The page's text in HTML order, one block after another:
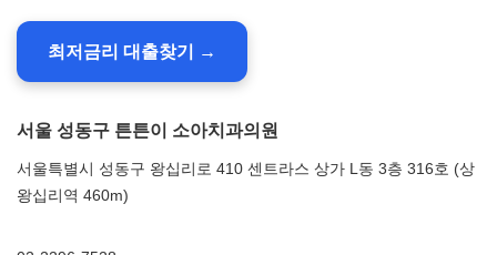
최저금리 대출찾기 →
서울 성동구 튼튼이 소아치과의원
서울특별시 성동구 왕십리로 410 센트라스 상가 L동 3층 316호 (상
왕십리역 460m)